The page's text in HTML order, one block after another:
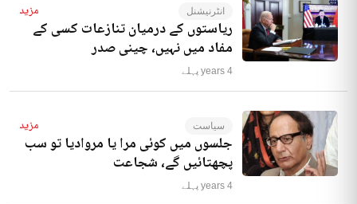
انٹرنیشنل مزید
ریاستوں کے درمیان تنازعات کسی کے
مفاد میں نہیں، چینی صدر
4 years پہلے
سیاست مزید
جلسوں میں کوئی مرا یا مروادیا تو سب
پچھتائیں گے، شجاعت
4 years پہلے